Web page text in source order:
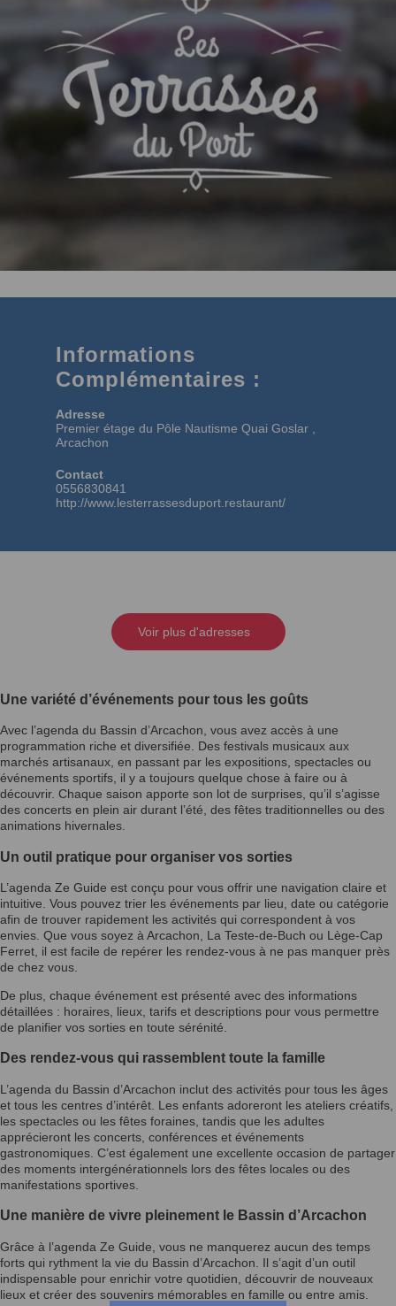
Informations
Complémentaires :
Adresse
Premier étage du Pôle Nautisme Quai Goslar ,
Arcachon
Contact
0556830841
http://www.lesterrassesduport.restaurant/
Voir plus d'adresses
Une variété d’événements pour tous les goûts
Avec l’agenda du Bassin d’Arcachon, vous avez accès à une
programmation riche et diversifiée. Des festivals musicaux aux
marchés artisanaux, en passant par les expositions, spectacles ou
événements sportifs, il y a toujours quelque chose à faire ou à
découvrir. Chaque saison apporte son lot de surprises, qu’il s’agisse
des concerts en plein air durant l’été, des fêtes traditionnelles ou des
animations hivernales.
Un outil pratique pour organiser vos sorties
L’agenda Ze Guide est conçu pour vous offrir une navigation claire et
intuitive. Vous pouvez trier les événements par lieu, date ou catégorie
afin de trouver rapidement les activités qui correspondent à vos
envies. Que vous soyez à Arcachon, La Teste-de-Buch ou Lège-Cap
Ferret, il est facile de repérer les rendez-vous à ne pas manquer près
de chez vous.
De plus, chaque événement est présenté avec des informations
détaillées : horaires, lieux, tarifs et descriptions pour vous permettre
de planifier vos sorties en toute sérénité.
Des rendez-vous qui rassemblent toute la famille
L’agenda du Bassin d’Arcachon inclut des activités pour tous les âges
et tous les centres d’intérêt. Les enfants adoreront les ateliers créatifs,
les spectacles ou les fêtes foraines, tandis que les adultes
apprécieront les concerts, conférences et événements
gastronomiques. C’est également une excellente occasion de partager
des moments intergénérationnels lors des fêtes locales ou des
manifestations sportives.
Une manière de vivre pleinement le Bassin d’Arcachon
Grâce à l’agenda Ze Guide, vous ne manquerez aucun des temps
forts qui rythment la vie du Bassin d’Arcachon. Il s’agit d’un outil
indispensable pour enrichir votre quotidien, découvrir de nouveaux
lieux et créer des souvenirs mémorables en famille ou entre amis.